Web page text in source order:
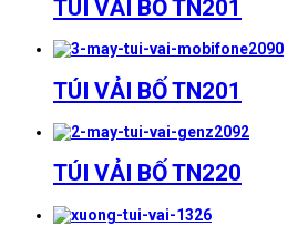
TÚI VẢI BỐ TN201
TÚI VẢI BỐ TN201
TÚI VẢI BỐ TN220